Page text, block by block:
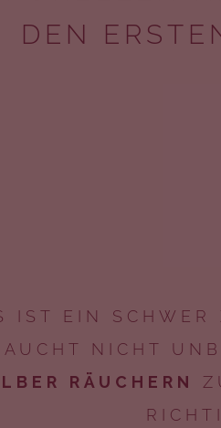
DEN
IST EIN SCHWER
NICHT
RÄUCHERN